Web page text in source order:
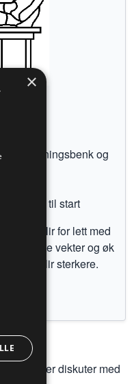
en treningsbenk og
tilbake til start
at det blir for lett med
lette vekter og øk
du blir sterkere.
eller diskuter med
×